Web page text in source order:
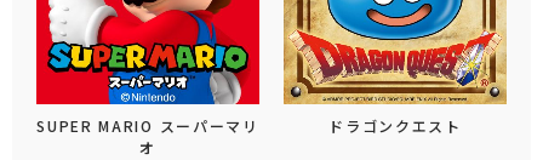
SUPER MARIO スーパーマリ
オ
ドラゴンクエスト